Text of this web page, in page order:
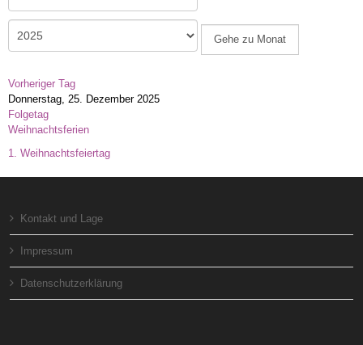
Gehe zu Monat
Vorheriger Tag
Donnerstag, 25. Dezember 2025
Folgetag
Weihnachtsferien
1. Weihnachtsfeiertag
Kontakt und Lage
Impressum
Datenschutzerklärung